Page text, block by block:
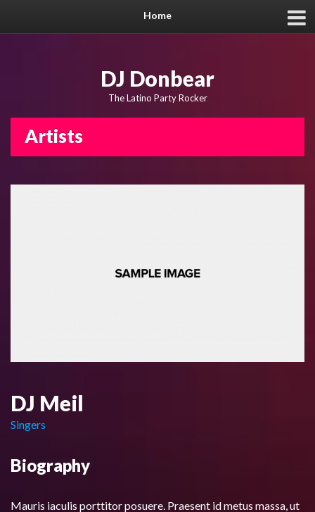
Home
DJ Donbear
The Latino Party Rocker
Artists
DJ Meil
Singers
Biography
Mauris iaculis porttitor posuere. Praesent id metus massa, ut